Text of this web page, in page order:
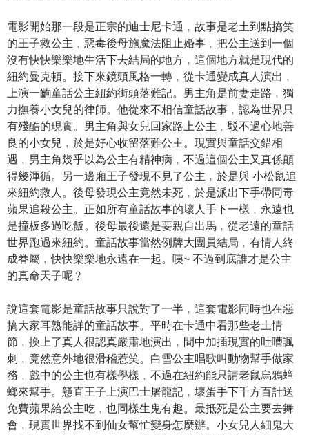
電影開始那一段是正宗的迪士尼卡通﹐故事是老土到點搞笑
的王子救公主﹐惡毒後母施魔法阻止婚事﹐把公主送到一個
沒有快快樂樂地生活下去結局的地方﹐這個地方就是現代的
紐約曼克頓。接下來鏡頭風格一轉﹐從卡通變成真人演出﹐
上演一齣童話公主紐約街頭落難記。男主角是前妻走路﹐獨
力撫養小女兒的律師。他從來不相信童話故事﹐認為世界只
有殘酷的現實。男主角與女兒回家路上公主﹐駁不過心地善
良的小女兒﹐於是好心收留落難公主。現實與童話交錯相
遇﹐男主角幾乎以為公主有精神病﹐不過這個公主又真係顛
得幾渾循。另一邊廂王子發現不見了公主﹐於是與 小松鼠追
來紐約救人。後母發現公主竟然未死﹐於是派出下手帶同毒
蘋果追殺公主。正如所有童話故事的壞人手下一樣﹐永遠也
是撞板多過吃飯。後母最後還是要親自出馬﹐從老遠的童話
世界跑過來紐約。童話故事當然例牌大團員結局﹐有情人終
成眷屬﹐快快樂樂地永遠在一起。咦~ 不過到底誰才是公主
的真命天子呢﹖
說這套電影是童話故事只說對了一半﹐這套電影同時也在惡
搞大家耳熟能詳的童話故事。平時在卡通中看那些老土情
節﹐換上了真人很認真嚴肅地演出﹐間中加插現實的吐嘈諷
刺﹐竟然意外地很滑稽惹笑。白雪公主唱歌叫動物幫手做家
務﹐戲中的公主也有樣學樣﹐不過在紐約能只請老鼠烏鴉蟑
螂來幫手。戇直王子上演巴士屠龍記﹐壞蛋手下千方百計送
免費蘋果給公主吃﹐也同樣生鬼有趣。最抵死是公主要去舞
會﹐現實世界找不到仙女幫忙變身怎麼辦。小女兒人細鬼大